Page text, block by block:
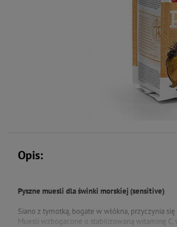
Opis:
Pyszne muesli dlaświnki morskiej (sensitive)
Siano z tymotką, bogate w włókna, przyczynia
Muesli wzbogacone o stabilizowaną witaminę